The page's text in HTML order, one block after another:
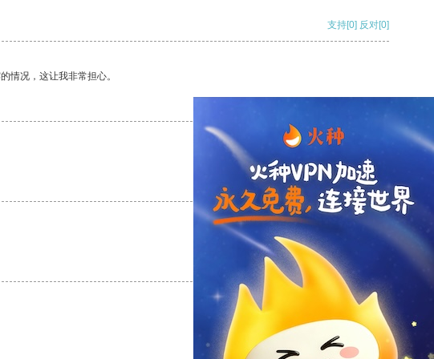
支持[0] 反对[0]
情况，这让我非常担心。
支持 [0] 反对 [0]
支持